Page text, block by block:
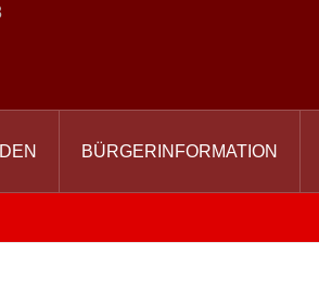
BÜRGERINFORMATION